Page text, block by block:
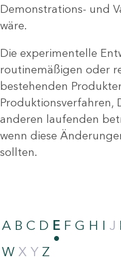
Demonstrations- und
wäre.
Die experimentelle
routinemäßigen oder
bestehenden
Produktionsverfahren,
anderen laufenden
wenn diese
sollten.
A B C D E F G H I J
W X Y Z